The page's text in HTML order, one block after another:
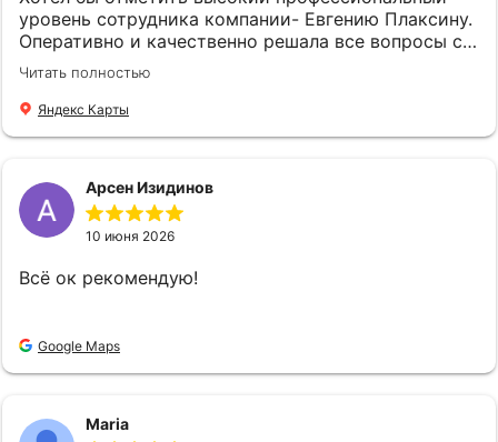
Юрьевну всем, кто ищет надёжного и
компетентного партнёра в сфере страхования.
Спасибо вам Ольга Юрьевна за вашу отличную
работу!!! Также выражаю искреннюю
благодарность и признательность всем
сотрудникам компании "Страховой Дом ДБК" за
их слаженную и профессиональную работу! С
уровень сотрудника компании- Евгению Плаксину.
Оперативно и качественно решала все вопросы с
оформлением страхового полиса. Спасибо !
Читать полностью
Яндекс Карты
Арсен Изидинов
10 июня 2026
Всё ок рекомендую!
Google Maps
Maria